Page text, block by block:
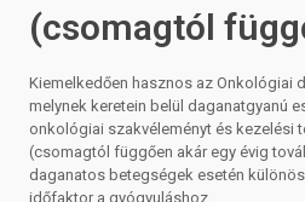
(csomagtól
Kiemelkedően hasznos az Onkológiai
melynek keretein belül daganatgyanú
onkológiai szakvéleményt és kezelési
(csomagtól függően akár egy évig
daganatos betegségek esetén
időfaktor a gyógyuláshoz.